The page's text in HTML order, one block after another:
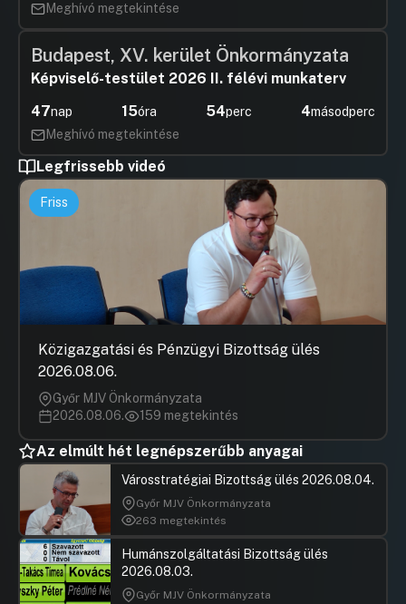
Meghívó megtekintése
Budapest, XV. kerület Önkormányzata
Képviselő-testület 2026 II. félévi munkaterv
47nap 15óra 54perc 2másodperc
Meghívó megtekintése
Legfrissebb videó
Friss
Közigazgatási és Pénzügyi Bizottság ülés
2026.08.06.
Győr MJV Önkormányzata
2026.08.06.
159 megtekintés
Az elmúlt hét legnépszerűbb anyagai
Városstratégiai Bizottság ülés 2026.08.04.
Győr MJV Önkormányzata
263 megtekintés
Humánszolgáltatási Bizottság ülés
2026.08.03.
Győr MJV Önkormányzata